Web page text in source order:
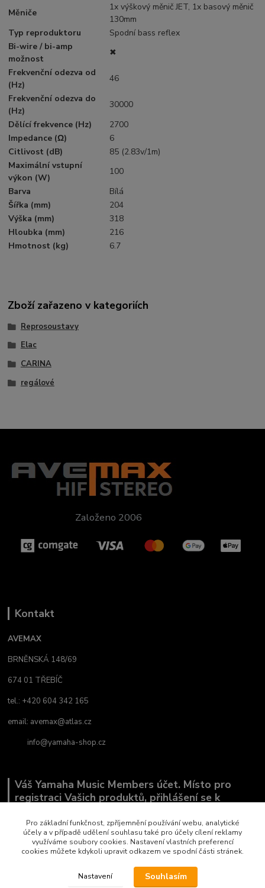
Měniče
1x výškový měnič JET, 1x basový měnič
130mm
Typ reproduktoru
Spodní bass reflex
Bi-wire / bi-amp
možnost
✖
Frekvenční odezva od
(Hz)
46
Frekvenční odezva do
(Hz)
30000
Dělící frekvence (Hz)
2700
Impedance (Ω)
6
Citlivost (dB)
85 (2.83v/1m)
Maximální vstupní
výkon (W)
100
Barva
Bílá
Šířka (mm)
204
Výška (mm)
318
Hloubka (mm)
216
Hmotnost (kg)
6.7
Zboží zařazeno v kategoriích
Reprosoustavy
Elac
CARINA
regálové
Založeno 2006
Kontakt
AVEMAX
BRNĚNSKÁ 148/69
674 01 TŘEBÍČ
tel.: +420 604 342 165
email: avemax@atlas.cz
info@yamaha-shop.cz
Váš Yamaha Music Members účet. Místo pro
registraci Vašich produktů, přihlášení se k
co Vás zajímá.
Pro základní funkčnost, zpříjemnění používání webu, analytické
účely a v případě udělení souhlasu také pro účely cílení reklamy
využíváme soubory cookies. Nastavení vlastních preferencí
cookies můžete kdykoli upravit odkazem ve spodní části stránek.
Nastavení Souhlasím